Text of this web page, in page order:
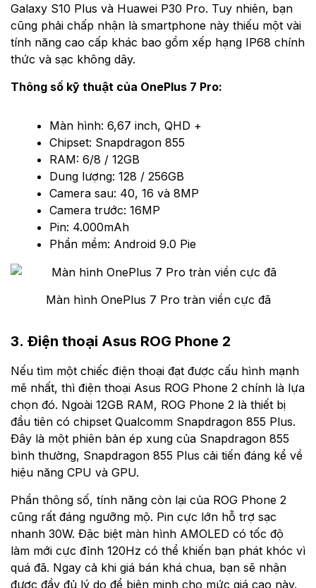
Galaxy S10 Plus và Huawei P30 Pro. Tuy nhiên, bạn
cũng phải chấp nhận là smartphone này thiếu một vài
tính năng cao cấp khác bao gồm xếp hạng IP68 chính
thức và sạc không dây.
Thông số kỹ thuật của OnePlus 7 Pro:
Màn hình: 6,67 inch, QHD +
Chipset: Snapdragon 855
RAM: 6/8 / 12GB
Dung lượng: 128 / 256GB
Camera sau: 40, 16 và 8MP
Camera trước: 16MP
Pin: 4.000mAh
Phần mềm: Android 9.0 Pie
Màn hình OnePlus 7 Pro tràn viền cực đã
3. Điện thoại Asus ROG Phone 2
Nếu tìm một chiếc điện thoại đạt được cấu hình mạnh
mẽ nhất, thì điện thoại Asus ROG Phone 2 chính là lựa
chọn đó. Ngoài 12GB RAM, ROG Phone 2 là thiết bị
đầu tiên có chipset Qualcomm Snapdragon 855 Plus.
Đây là một phiên bản ép xung của Snapdragon 855
bình thường, Snapdragon 855 Plus cải tiến đáng kể về
hiệu năng CPU và GPU.
Phần thông số, tính năng còn lại của ROG Phone 2
cũng rất đáng ngưỡng mộ. Pin cực lớn hỗ trợ sạc
nhanh 30W. Đặc biệt màn hình AMOLED có tốc độ
làm mới cực đỉnh 120Hz có thể khiến bạn phát khóc vì
quá đã. Ngay cả khi giá bán khá chua, bạn sẽ nhận
được đầy đủ lý do để biện minh cho mức giá cao này.